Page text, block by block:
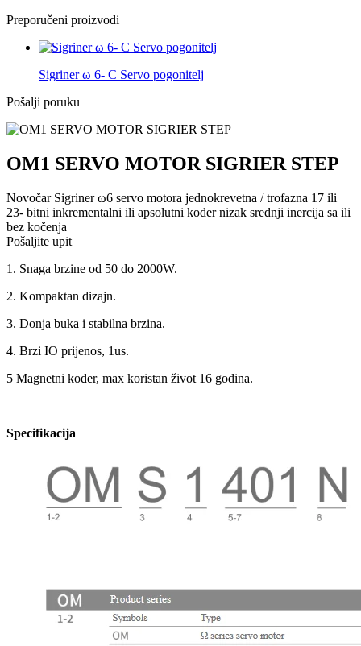
Preporučeni proizvodi
Sigriner ω 6- C Servo pogonitelj
Pošalji poruku
OM1 SERVO MOTOR SIGRIER STEP
Novočar Sigriner ω6 servo motora jednokrevetna / trofazna 17 ili
23- bitni inkrementalni ili apsolutni koder nizak srednji inercija sa ili
bez kočenja
Pošaljite upit
1. Snaga brzine od 50 do 2000W.
2. Kompaktan dizajn.
3. Donja buka i stabilna brzina.
4. Brzi IO prijenos, 1us.
5 Magnetni koder, max koristan život 16 godina.
Specifikacija